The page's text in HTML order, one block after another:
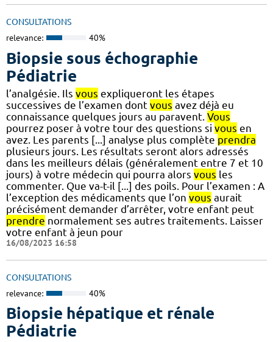
CONSULTATIONS
relevance: 40%
Biopsie sous échographie
Pédiatrie
l’analgésie. Ils vous expliqueront les étapes
successives de l’examen dont vous avez déjà eu
connaissance quelques jours au paravent. Vous
pourrez poser à votre tour des questions si vous en
avez. Les parents [...] analyse plus complète prendra
plusieurs jours. Les résultats seront alors adressés
dans les meilleurs délais (généralement entre 7 et 10
jours) à votre médecin qui pourra alors vous les
commenter. Que va-t-il [...] des poils. Pour l’examen : A
l’exception des médicaments que l’on vous aurait
précisément demander d’arrêter, votre enfant peut
prendre normalement ses autres traitements. Laisser
votre enfant à jeun pour
16/08/2023 16:58
CONSULTATIONS
relevance: 40%
Biopsie hépatique et rénale
Pédiatrie